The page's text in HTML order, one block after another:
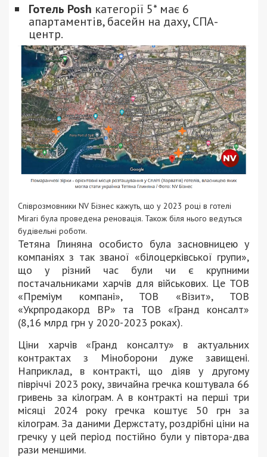
Готель Posh категорії 5* має 6
апартаментів, басейн на даху, СПА-
центр.
Співрозмовники NV Бізнес кажуть, що у 2023 році в готелі
Mirari була проведена реновація. Також біля нього ведуться
будівельні роботи.
Тетяна Глиняна особисто була засновницею у
компаніях з так званої «білоцерківської групи»,
що у різний час були чи є крупними
постачальниками харчів для військових. Це ТОВ
«Преміум компані», ТОВ «Візит», ТОВ
«Укрпродакорд ВР» та ТОВ «Гранд консалт»
(8,16 млрд грн у 2020-2023 роках).
Ціни харчів «Гранд консалту» в актуальних
контрактах з Міноборони дуже завищені.
Наприклад, в контракті, що діяв у другому
півріччі 2023 року, звичайна гречка коштувала 66
гривень за кілограм. А в контракті на перші три
місяці 2024 року гречка коштує 50 грн за
кілограм. За даними Держстату, роздрібні ціни на
гречку у цей період постійно були у півтора-два
рази меншими.